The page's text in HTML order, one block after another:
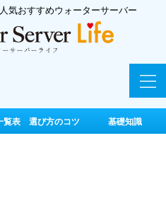
気おすすめウォーターサーバー
覧表 選び方のコツ 基礎知識